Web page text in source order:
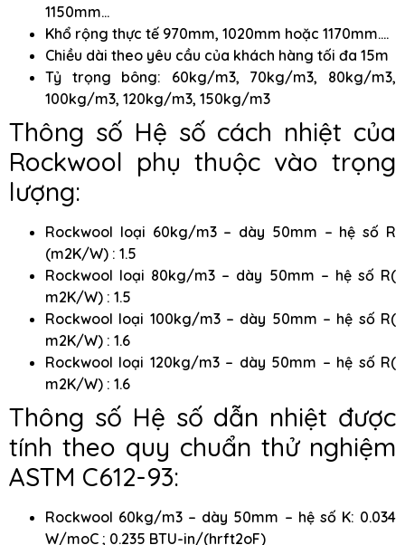
1150mm…
Khổ rộng thực tế 970mm, 1020mm hoặc 1170mm….
Chiều dài theo yêu cầu của khách hàng tối đa 15m
Tỷ trọng bông: 60kg/m3, 70kg/m3, 80kg/m3,
100kg/m3, 120kg/m3, 150kg/m3
Thông số Hệ số cách nhiệt của
Rockwool phụ thuộc vào trọng
lượng:
Rockwool loại 60kg/m3 – dày 50mm – hệ số R
(m2K/W) : 1.5
Rockwool loại 80kg/m3 – dày 50mm – hệ số R(
m2K/W) : 1.5
Rockwool loại 100kg/m3 – dày 50mm – hệ số R(
m2K/W) : 1.6
Rockwool loại 120kg/m3 – dày 50mm – hệ số R(
m2K/W) : 1.6
Thông số Hệ số dẫn nhiệt được
tính theo quy chuẩn thử nghiệm
ASTM C612-93:
Rockwool 60kg/m3 – dày 50mm – hệ số K: 0.034
W/moC ; 0.235 BTU-in/(hrft2oF)